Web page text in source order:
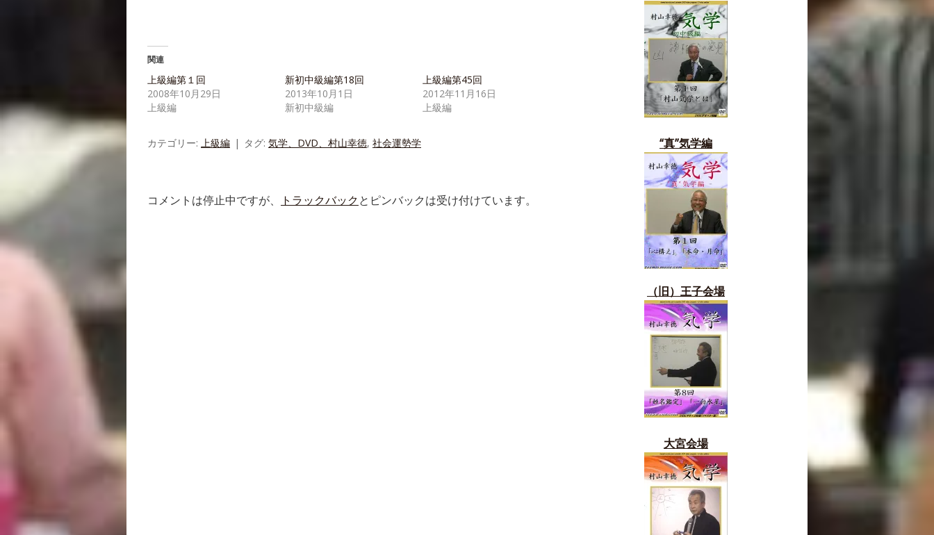
関連
上級編第１回
2008年10月29日
上級編
新初中級編第18回
2013年10月1日
新初中級編
上級編第45回
2012年11月16日
上級編
カテゴリー: 上級編 タグ: 気学、DVD、村山幸徳, 社会運勢学
コメントは停止中ですが、 トラックバックとピンバックは受け付けています。
“真”気学編
（旧） 王子会場
大宮会場